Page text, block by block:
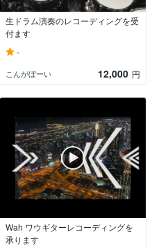
生ドラム演奏のレコーディングを受
付ます
-
こんがぼーい 12,000 円
Wah ワウギターレコーディングを
承ります